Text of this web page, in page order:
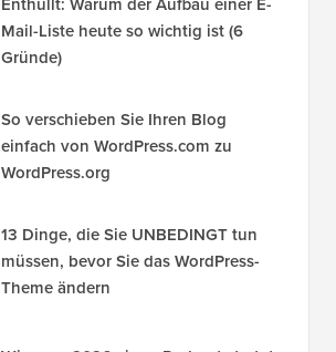
Enthüllt: Warum der Aufbau einer E-
Mail-Liste heute so wichtig ist (6
Gründe)
So verschieben Sie Ihren Blog
einfach von WordPress.com zu
WordPress.org
13 Dinge, die Sie UNBEDINGT tun
müssen, bevor Sie das WordPress-
Theme ändern